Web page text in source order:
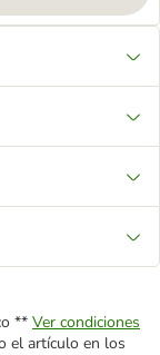
** Ver condiciones
el artículo en los